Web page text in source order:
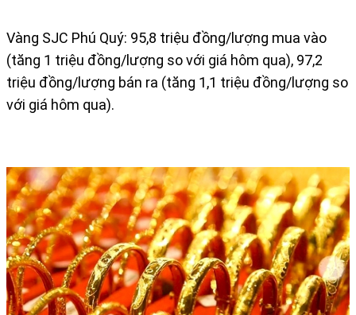
Vàng SJC Phú Quý: 95,8 triệu đồng/lượng mua vào
(tăng 1 triệu đồng/lượng so với giá hôm qua), 97,2
triệu đồng/lượng bán ra (tăng 1,1 triệu đồng/lượng so
với giá hôm qua).